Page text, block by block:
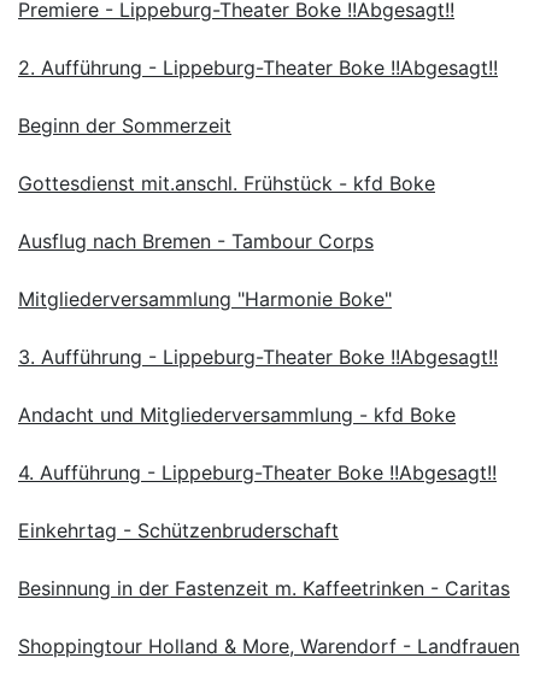
Premiere - Lippeburg-Theater Boke !!Abgesagt!!
2. Aufführung - Lippeburg-Theater Boke !!Abgesagt!!
Beginn der Sommerzeit
Gottesdienst mit.anschl. Frühstück - kfd Boke
Ausflug nach Bremen - Tambour Corps
Mitgliederversammlung "Harmonie Boke"
3. Aufführung - Lippeburg-Theater Boke !!Abgesagt!!
Andacht und Mitgliederversammlung - kfd Boke
4. Aufführung - Lippeburg-Theater Boke !!Abgesagt!!
Einkehrtag - Schützenbruderschaft
Besinnung in der Fastenzeit m. Kaffeetrinken - Caritas
Shoppingtour Holland & More, Warendorf - Landfrauen